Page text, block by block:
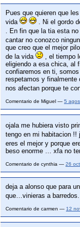
Pues que quieren que
vida
. Ni el gordo
. En fin que la tia esta
cantar no conozco
que creo que el mejor
de la vida
, el tiempo
eligiendo a esa chica, al
confiaremos en ti,
respetamos y finalmente
nos afectan porque te
Comentario de Miguel — 5
ojala me hubiera visto
tengo en mi habitacion
eres el mejor y porque
beso enorme … xfa no
Comentario de cynthia — 26
deja a alonso que para
que…vinieras a
Comentario de carmen — 12